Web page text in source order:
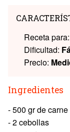
Receta para:
Dificultad:
Precio:
Ingredientes
- 500 gr de
- 2 cebollas